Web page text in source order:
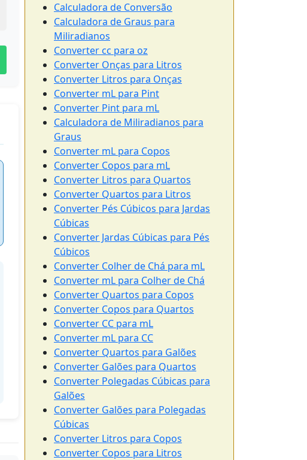
Calculadora de Conversão
Calculadora de Graus para
Miliradianos
Converter cc para oz
Converter Onças para Litros
Converter Litros para Onças
Converter mL para Pint
Converter Pint para mL
Calculadora de Miliradianos para
Graus
Converter mL para Copos
Converter Copos para mL
Converter Litros para Quartos
Converter Quartos para Litros
Converter Pés Cúbicos para Jardas
Cúbicas
Converter Jardas Cúbicas para Pés
Cúbicos
Converter Colher de Chá para mL
Converter mL para Colher de Chá
Converter Quartos para Copos
Converter Copos para Quartos
Converter CC para mL
Converter mL para CC
Converter Quartos para Galões
Converter Galões para Quartos
Converter Polegadas Cúbicas para
Galões
Converter Galões para Polegadas
Cúbicas
Converter Litros para Copos
Converter Copos para Litros